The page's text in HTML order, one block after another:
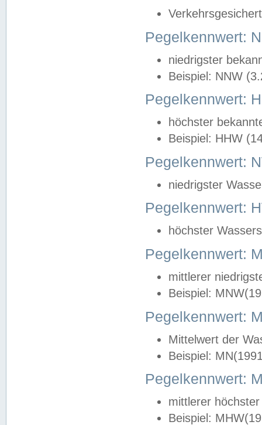
Pegelkennwert:
niedrigster
Beispiel: NNW
Pegelkennwert:
höchster
Beispiel: HHW
Pegelkennwert:
niedrigster
Pegelkennwert:
höchster
Pegelkennwert:
mittlerer
Beispiel:
Pegelkennwert:
Mittelwert der
Beispiel:
Pegelkennwert:
mittlerer
Beispiel: